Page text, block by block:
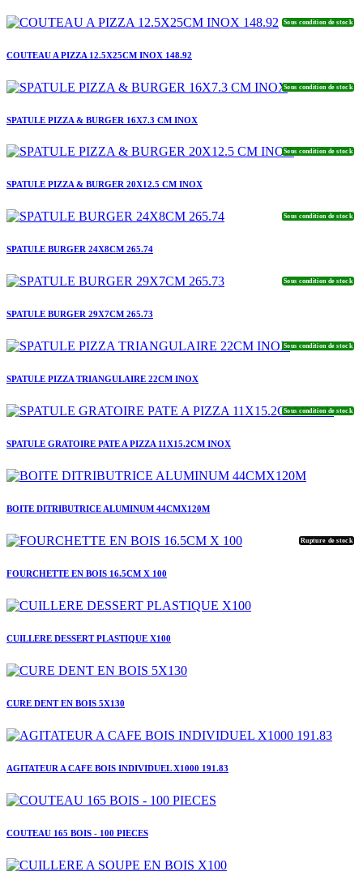
Sous condition de stock
COUTEAU A PIZZA 12.5X25CM INOX 148.92
Sous condition de stock
SPATULE PIZZA & BURGER 16X7.3 CM INOX
Sous condition de stock
SPATULE PIZZA & BURGER 20X12.5 CM INOX
Sous condition de stock
SPATULE BURGER 24X8CM 265.74
Sous condition de stock
SPATULE BURGER 29X7CM 265.73
Sous condition de stock
SPATULE PIZZA TRIANGULAIRE 22CM INOX
Sous condition de stock
SPATULE GRATOIRE PATE A PIZZA 11X15.2CM INOX
BOITE DITRIBUTRICE ALUMINUM 44CMX120M
Rupture de stock
FOURCHETTE EN BOIS 16.5CM X 100
CUILLERE DESSERT PLASTIQUE X100
CURE DENT EN BOIS 5X130
AGITATEUR A CAFE BOIS INDIVIDUEL X1000 191.83
COUTEAU 165 BOIS - 100 PIECES